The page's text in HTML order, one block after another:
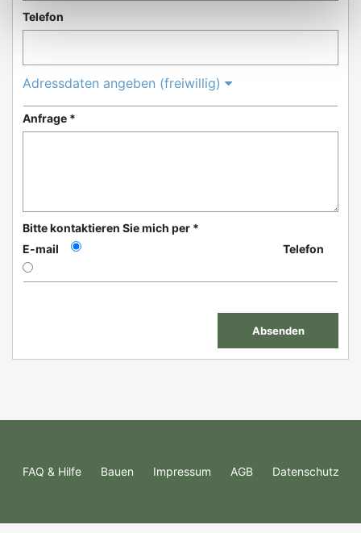
Telefon
Adressdaten angeben (freiwillig)
Anfrage *
Bitte kontaktieren Sie mich per *
E-mail
Telefon
FAQ & Hilfe Bauen Impressum AGB Datenschutz